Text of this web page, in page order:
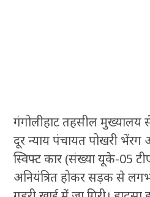
गंगोलीहाट तहसील मुख्यालय
दूर न्याय पंचायत पोखरी भेंरग
स्विफ्ट कार (संख्या यूके-05
अनियंत्रित होकर सड़क से